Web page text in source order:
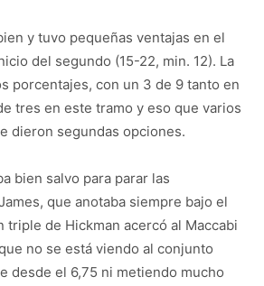
y tuvo pequeñas ventajas en el
del segundo (15-22, min. 12). La
porcentajes, con un 3 de 9 tanto en
tres en este tramo y eso que varios
dieron segundas opciones.
bien salvo para parar las
que anotaba siempre bajo el
triple de Hickman acercó al Maccabi
no se está viendo al conjunto
desde el 6,75 ni metiendo mucho